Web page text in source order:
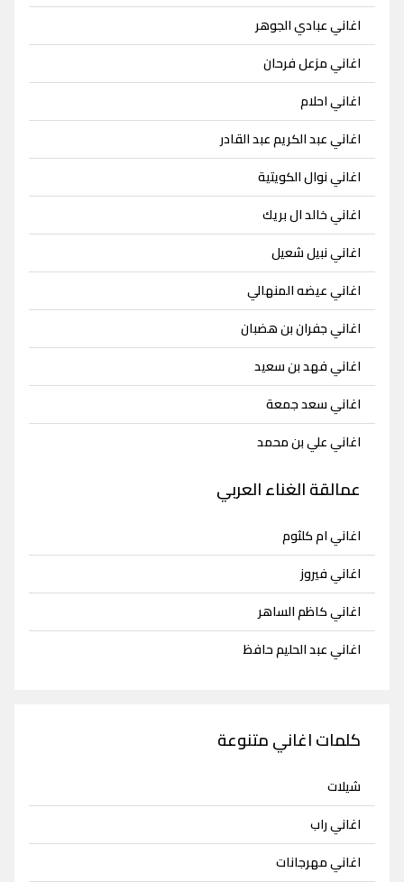
اغاني عبادي الجوهر
اغاني مزعل فرحان
اغاني احلام
اغاني عبد الكريم عبد القادر
اغاني نوال الكويتية
اغاني خالد ال بريك
اغاني نبيل شعيل
اغاني عيضه المنهالي
اغاني جفران بن هضبان
اغاني فهد بن سعيد
اغاني سعد جمعة
اغاني علي بن محمد
عمالقة الغناء العربي
اغاني ام كلثوم
اغاني فيروز
اغاني كاظم الساهر
اغاني عبد الحليم حافظ
كلمات اغاني متنوعة
شيلات
اغاني راب
اغاني مهرجانات